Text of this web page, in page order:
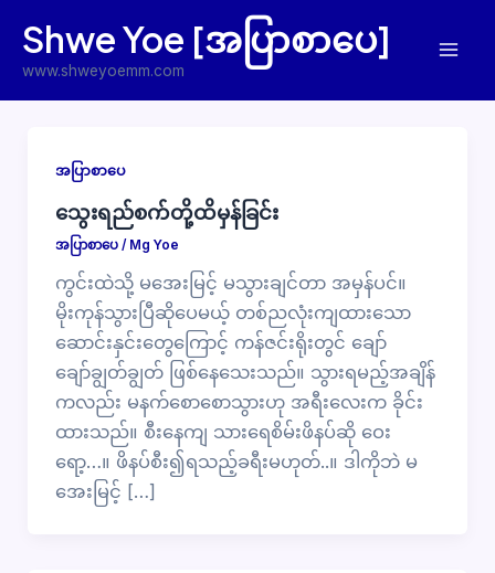
content
Shwe Yoe [အပြာစာပေ]
www.shweyoemm.com
အပြာစာပေ
သွေးရည်စက်တို့ထိမှန်ခြင်း
အပြာစာပေ/ Mg Yoe
ကွင်းထဲသို့ မအေးမြင့် မသွားချင်တာ အမှန်ပင်။
မိုးကုန်သွားပြီဆိုပေမယ့် တစ်ညလုံးကျထားသော
ဆောင်းနှင်းတွေကြောင့် ကန်ဇင်းရိုးတွင် ချော်
ချော်ချွတ်ချွတ် ဖြစ်နေသေးသည်။ သွားရမည့်အချိန်
ကလည်း မနက်စောစောသွားဟု အရီးလေးက ခိုင်း
ထားသည်။ စီးနေကျ သားရေစိမ်းဖိနပ်ဆို ဝေး
ရော့…။ ဖိနပ်စီး၍ရသည့်ခရီးမဟုတ်..။ ဒါကိုဘဲ မ
အေးမြင့် […]